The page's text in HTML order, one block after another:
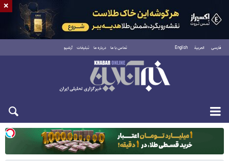
فارسی العربية English تماس با ما درباره ما تبلیغات آرشیو
یکشنبه ۱۸ مرداد ۱۴۰۵
×